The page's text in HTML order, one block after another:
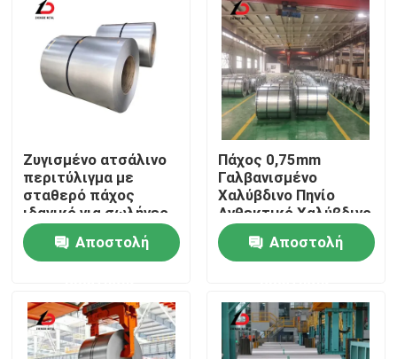
Σπίτι
Βίντεο
Ζυγισμένο ατσάλινο
περιτύλιγμα με
σταθερό πάχος
ιδανικό για σωλήνες
HVAC υλικά οροφής
και βιομηχανικές
εφαρμογές
Αποστολή
Πάχος 0,75mm
Γαλβανισμένο
Χαλύβδινο Πηνίο
Ανθεκτικό Χαλύβδινο
Πηνίο με Επίστρωση
Ψευδαργύρου
Σχεδιασμένο για
Γεωργικό Εξοπλισμό
Αποστολή